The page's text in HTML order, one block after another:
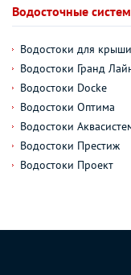
Водосточные
Водостоки для крыши
Водостоки Гранд
Водостоки Docke
Водостоки Оптима
Водостоки
Водостоки Престиж
Водостоки Проект